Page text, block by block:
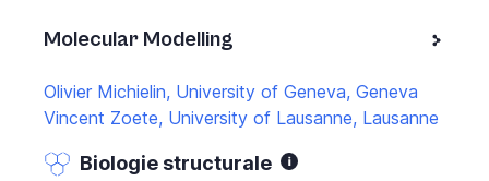
Molecular Modelling
Olivier Michielin, University of Geneva, Geneva
Vincent Zoete, University of Lausanne, Lausanne
Biologie structurale